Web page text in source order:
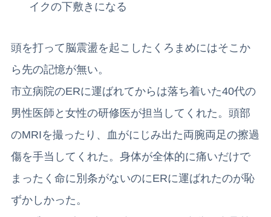
イクの下敷きになる
頭を打って脳震盪を起こしたくろまめにはそこか
ら先の記憶が無い。
市立病院のERに運ばれてからは落ち着いた40代の
男性医師と女性の研修医が担当してくれた。頭部
のMRIを撮ったり、血がにじみ出た両腕両足の擦過
傷を手当してくれた。身体が全体的に痛いだけで
まったく命に別条がないのにERに運ばれたのが恥
ずかしかった。